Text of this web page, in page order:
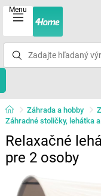
Menu
Záhrada a hobby
Záhradné stoličky, lehátka
Relaxačné
pre 2 osoby